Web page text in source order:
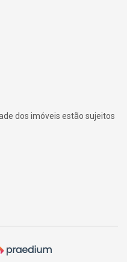
dos imóveis estão sujeitos